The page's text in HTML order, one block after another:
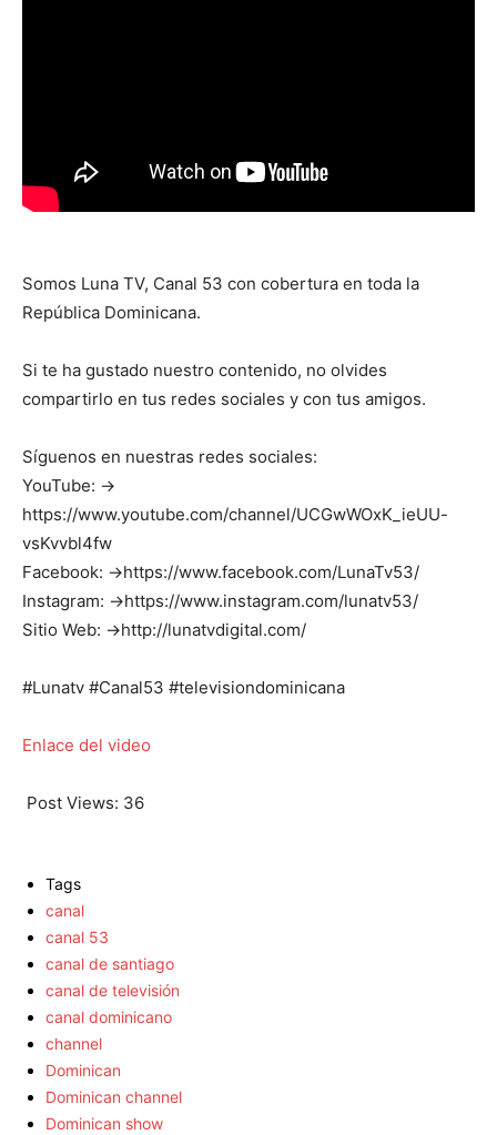
Somos Luna TV, Canal 53 con cobertura en toda la
República Dominicana.
Si te ha gustado nuestro contenido, no olvides
compartirlo en tus redes sociales y con tus amigos.
Síguenos en nuestras redes sociales:
YouTube: →
https://www.youtube.com/channel/UCGwWOxK_ieUU-
vsKvvbl4fw
Facebook: →https://www.facebook.com/LunaTv53/
Instagram: →https://www.instagram.com/lunatv53/
Sitio Web: →http://lunatvdigital.com/
#Lunatv #Canal53 #televisiondominicana
Enlace del video
Post Views: 36
Tags
canal
canal 53
canal de santiago
canal de televisión
canal dominicano
channel
Dominican
Dominican channel
Dominican show